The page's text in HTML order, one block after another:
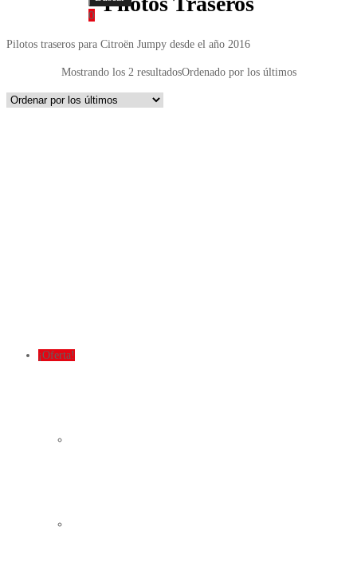
0
Pilotos traseros para Citroën Jumpy desde el año 2016
Mostrando los 2 resultadosOrdenado por los últimos
¡Oferta!